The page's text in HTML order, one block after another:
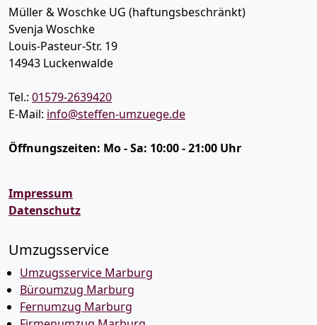
Müller & Woschke UG (haftungsbeschränkt)
Svenja Woschke
Louis-Pasteur-Str. 19
14943 Luckenwalde
Tel.: 01579-2639420
E-Mail: info@steffen-umzuege.de
Öffnungszeiten: Mo - Sa: 10:00 - 21:00 Uhr
Impressum
Datenschutz
Umzugsservice
Umzugsservice Marburg
Büroumzug Marburg
Fernumzug Marburg